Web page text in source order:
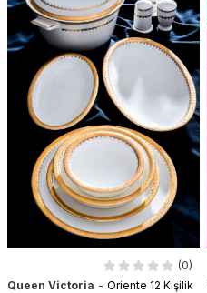
(0)
Queen Victoria - Oriente 12 Kişilik